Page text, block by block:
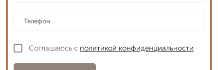
Соглашаюсь с политикой конфиденциальности